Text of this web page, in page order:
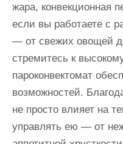
жара, конвекционная
если вы работаете с
— от свежих овощей
стремитесь к
пароконвектомат
возможностей.
не просто влияет на
управлять ею — от